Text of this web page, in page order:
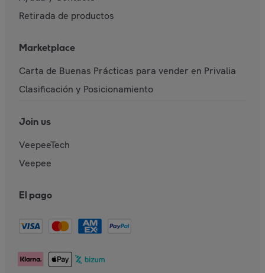
Retirada de productos
Marketplace
Carta de Buenas Prácticas para vender en Privalia
Clasificación y Posicionamiento
Join us
VeepeeTech
Veepee
El pago